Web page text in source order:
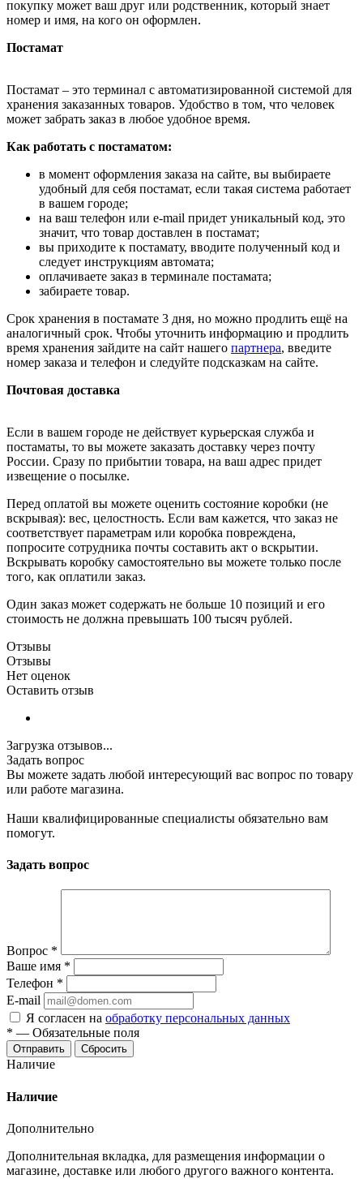
покупку может ваш друг или родственник, который знает
номер и имя, на кого он оформлен.
Постамат
Постамат – это терминал с автоматизированной системой для
хранения заказанных товаров. Удобство в том, что человек
может забрать заказ в любое удобное время.
Как работать с постаматом:
в момент оформления заказа на сайте, вы выбираете
удобный для себя постамат, если такая система работает
в вашем городе;
на ваш телефон или e-mail придет уникальный код, это
значит, что товар доставлен в постамат;
вы приходите к постамату, вводите полученный код и
следует инструкциям автомата;
оплачиваете заказ в терминале постамата;
забираете товар.
Срок хранения в постамате 3 дня, но можно продлить ещё на
аналогичный срок. Чтобы уточнить информацию и продлить
время хранения зайдите на сайт нашего партнера, введите
номер заказа и телефон и следуйте подсказкам на сайте.
Почтовая доставка
Если в вашем городе не действует курьерская служба и
постаматы, то вы можете заказать доставку через почту
России. Сразу по прибытии товара, на ваш адрес придет
извещение о посылке.
Перед оплатой вы можете оценить состояние коробки (не
вскрывая): вес, целостность. Если вам кажется, что заказ не
соответствует параметрам или коробка повреждена,
попросите сотрудника почты составить акт о вскрытии.
Вскрывать коробку самостоятельно вы можете только после
того, как оплатили заказ.
Один заказ может содержать не больше 10 позиций и его
стоимость не должна превышать 100 тысяч рублей.
Отзывы
Отзывы
Нет оценок
Оставить отзыв
Загрузка отзывов...
Задать вопрос
Вы можете задать любой интересующий вас вопрос по товару
или работе магазина.
Наши квалифицированные специалисты обязательно вам
помогут.
Задать вопрос
Вопрос *
Ваше имя *
Телефон *
E-mail
Я согласен на обработку персональных данных
* — Обязательные поля
Отправить Сбросить
Наличие
Наличие
Дополнительно
Дополнительная вкладка, для размещения информации о
магазине, доставке или любого другого важного контента.